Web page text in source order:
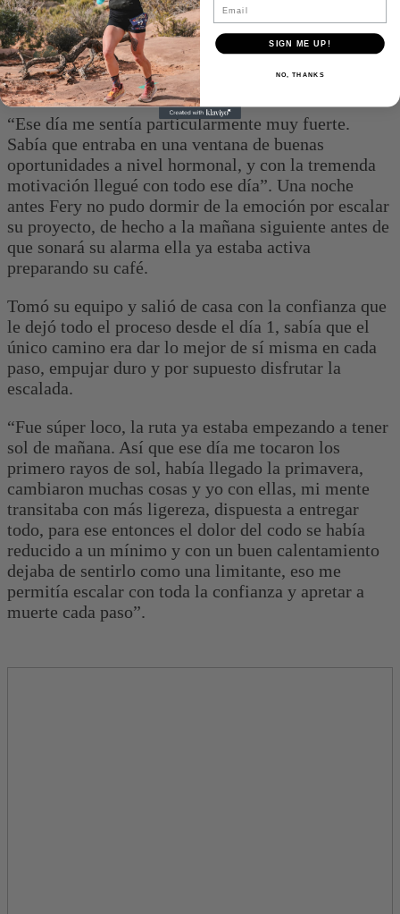
El sonido de las cadenas
“Ese día me sentía particularmente muy fuerte.
Sabía que entraba en una ventana de buenas
oportunidades a nivel hormonal, y con la tremenda
motivación llegué con todo ese día”. Una noche
antes Fery no pudo dormir de la emoción por escalar
su proyecto, de hecho a la mañana siguiente antes de
que sonará su alarma ella ya estaba activa
preparando su café.
Tomó su equipo y salió de casa con la confianza que
le dejó todo el proceso desde el día 1, sabía que el
único camino era dar lo mejor de sí misma en cada
paso, empujar duro y por supuesto disfrutar la
escalada.
“Fue súper loco, la ruta ya estaba empezando a tener
sol de mañana. Así que ese día me tocaron los
primero rayos de sol, había llegado la primavera,
cambiaron muchas cosas y yo con ellas, mi mente
transitaba con más ligereza, dispuesta a entregar
todo, para ese entonces el dolor del codo se había
reducido a un mínimo y con un buen calentamiento
dejaba de sentirlo como una limitante, eso me
permitía escalar con toda la confianza y apretar a
muerte cada paso”.
SIGN ME UP!
NO, THANKS